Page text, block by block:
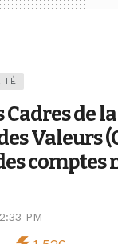
Cadres de la
Valeurs
PM